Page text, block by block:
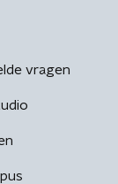
vragen